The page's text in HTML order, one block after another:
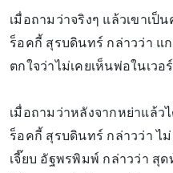
เมื่อถามว่าจริงๆ แล้วเขาเ
ร็อคกี้ สุรบดินทร์ กล่าวว่า แ
ตกใจว่าไม่เคยเห็นพ่อในเวอ
เมื่อถามว่าหลังจากหย่าแล้ว
ร็อคกี้ สุรบดินทร์ กล่าวว่า ไม่
เจี๊ยบ อัฐพรพิมพ์ กล่าวว่า สุ